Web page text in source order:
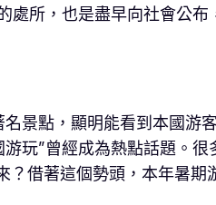
所，也是盡早向社會公
景點，顯明能看到本國游
玩”曾經成為熱點話題。
借著這個勢頭，本年暑